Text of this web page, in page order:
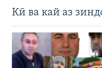
Кӣ ва кай аз